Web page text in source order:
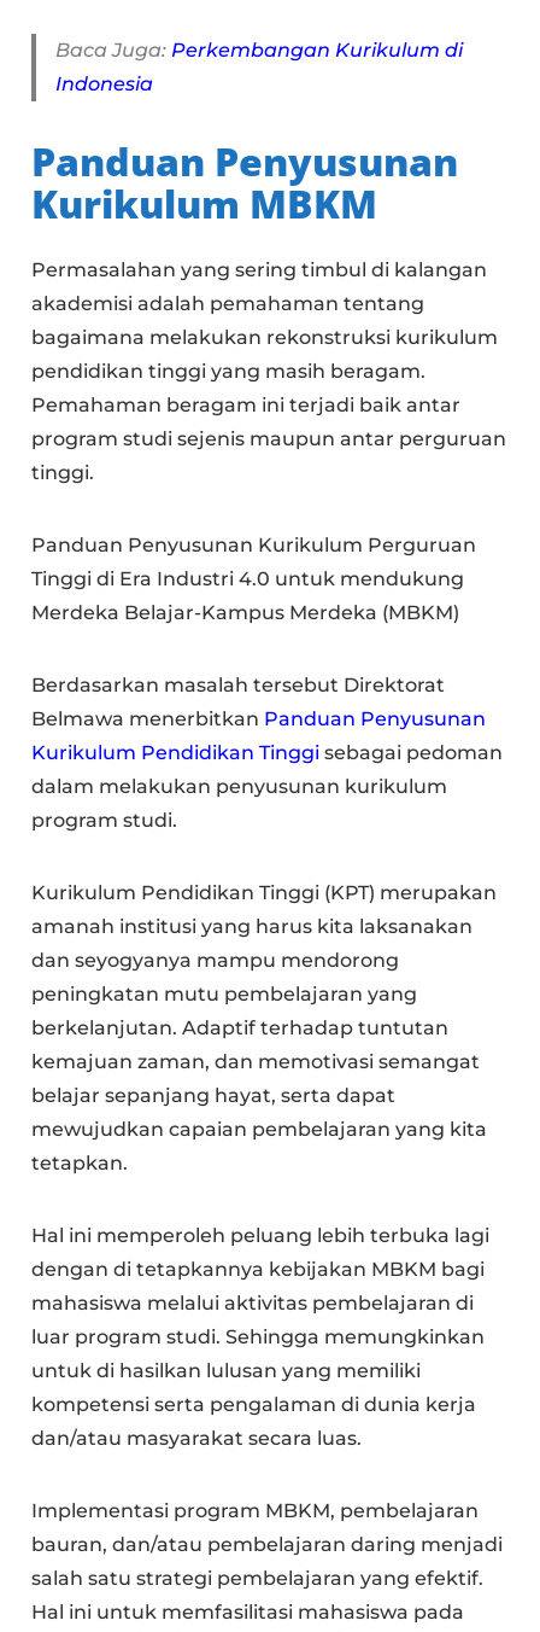
Baca Juga: Perkembangan Kurikulum di
Indonesia
Panduan Penyusunan
Kurikulum MBKM
Permasalahan yang sering timbul di kalangan
akademisi adalah pemahaman tentang
bagaimana melakukan rekonstruksi kurikulum
pendidikan tinggi yang masih beragam.
Pemahaman beragam ini terjadi baik antar
program studi sejenis maupun antar perguruan
tinggi.
Panduan Penyusunan Kurikulum Perguruan
Tinggi di Era Industri 4.0 untuk mendukung
Merdeka Belajar-Kampus Merdeka (MBKM)
Berdasarkan masalah tersebut Direktorat
Belmawa menerbitkan Panduan Penyusunan
Kurikulum Pendidikan Tinggi sebagai pedoman
dalam melakukan penyusunan kurikulum
program studi.
Kurikulum Pendidikan Tinggi (KPT) merupakan
amanah institusi yang harus kita laksanakan
dan seyogyanya mampu mendorong
peningkatan mutu pembelajaran yang
berkelanjutan. Adaptif terhadap tuntutan
kemajuan zaman, dan memotivasi semangat
belajar sepanjang hayat, serta dapat
mewujudkan capaian pembelajaran yang kita
tetapkan.
Hal ini memperoleh peluang lebih terbuka lagi
dengan di tetapkannya kebijakan MBKM bagi
mahasiswa melalui aktivitas pembelajaran di
luar program studi. Sehingga memungkinkan
untuk di hasilkan lulusan yang memiliki
kompetensi serta pengalaman di dunia kerja
dan/atau masyarakat secara luas.
Implementasi program MBKM, pembelajaran
bauran, dan/atau pembelajaran daring menjadi
salah satu strategi pembelajaran yang efektif.
Hal ini untuk memfasilitasi mahasiswa pada